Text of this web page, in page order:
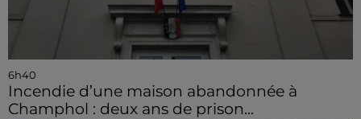
6h40
Incendie d’une maison abandonnée à
Champhol : deux ans de prison...